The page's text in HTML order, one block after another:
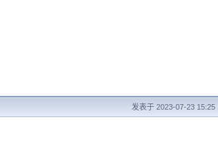
发表于 2023-07-23 15:25